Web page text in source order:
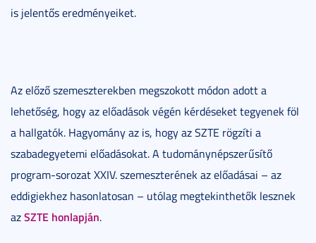
is jelentős eredményeiket.
Az előző szemeszterekben megszokott módon adott a
lehetőség, hogy az előadások végén kérdéseket tegyenek föl
a hallgatók. Hagyomány az is, hogy az SZTE rögzíti a
szabadegyetemi előadásokat. A tudománynépszerűsítő
program-sorozat XXIV. szemeszterének az előadásai – az
eddigiekhez hasonlatosan – utólag megtekinthetők lesznek
azSZTE honlapján.